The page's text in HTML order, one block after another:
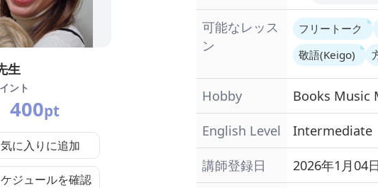
生
ント
400pt
に入りに追加
ジュールを確認
可能なレッス
ン
フリートーク
敬語(Keigo)
Hobby Books Music
English Level
Intermediate
講師登録日
2026年1月04